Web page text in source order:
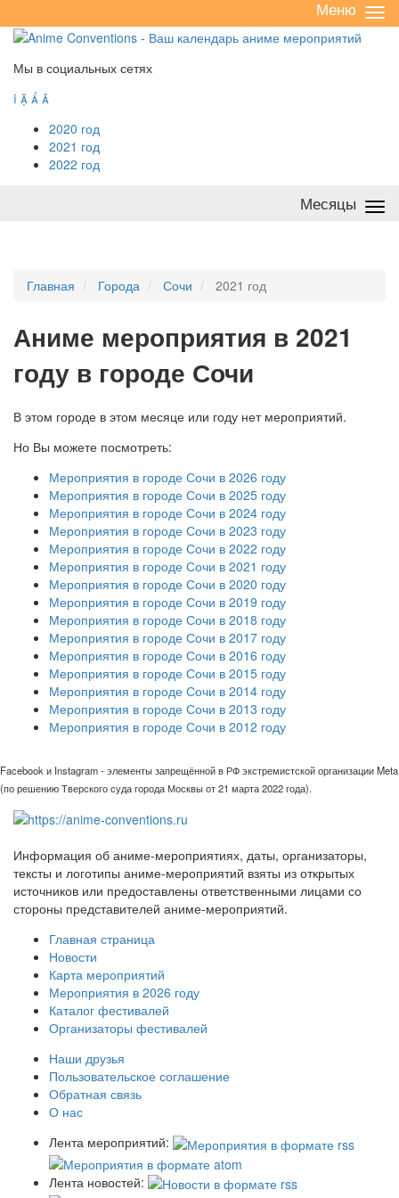
/
Меню
Мы в социальных сетях
   
2020 год
2021 год
2022 год
Месяцы
Главная Города Сочи 2021 год
Аниме мероприятия в 2021
году в городе Сочи
В этом городе в этом месяце или году нет мероприятий.
Но Вы можете посмотреть:
Мероприятия в городе Сочи в 2026 году
Мероприятия в городе Сочи в 2025 году
Мероприятия в городе Сочи в 2024 году
Мероприятия в городе Сочи в 2023 году
Мероприятия в городе Сочи в 2022 году
Мероприятия в городе Сочи в 2021 году
Мероприятия в городе Сочи в 2020 году
Мероприятия в городе Сочи в 2019 году
Мероприятия в городе Сочи в 2018 году
Мероприятия в городе Сочи в 2017 году
Мероприятия в городе Сочи в 2016 году
Мероприятия в городе Сочи в 2015 году
Мероприятия в городе Сочи в 2014 году
Мероприятия в городе Сочи в 2013 году
Мероприятия в городе Сочи в 2012 году
Facebook и Instagram - элементы запрещённой в РФ экстремистской организации Meta
(по решению Тверского суда города Москвы от 21 марта 2022 года).
Информация об аниме-мероприятиях, даты, организаторы,
тексты и логотипы аниме-мероприятий взяты из открытых
источников или предоставлены ответственными лицами со
стороны представителей аниме-мероприятий.
Главная страница
Новости
Карта мероприятий
Мероприятия в 2026 году
Каталог фестивалей
Организаторы фестивалей
Наши друзья
Пользовательское соглашение
Обратная связь
О нас
Лента мероприятий:
Лента новостей: